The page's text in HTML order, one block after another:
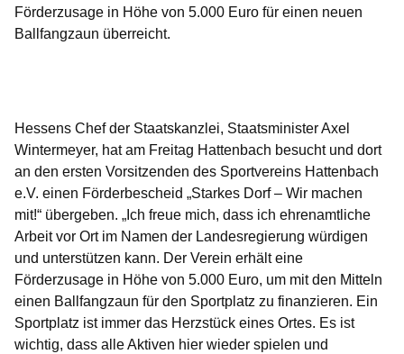
Förderzusage in Höhe von 5.000 Euro für einen neuen
Ballfangzaun überreicht.
Hessens Chef der Staatskanzlei, Staatsminister Axel
Wintermeyer, hat am Freitag Hattenbach besucht und dort
an den ersten Vorsitzenden des Sportvereins Hattenbach
e.V. einen Förderbescheid „Starkes Dorf – Wir machen
mit!“ übergeben. „Ich freue mich, dass ich ehrenamtliche
Arbeit vor Ort im Namen der Landesregierung würdigen
und unterstützen kann. Der Verein erhält eine
Förderzusage in Höhe von 5.000 Euro, um mit den Mitteln
einen Ballfangzaun für den Sportplatz zu finanzieren. Ein
Sportplatz ist immer das Herzstück eines Ortes. Es ist
wichtig, dass alle Aktiven hier wieder spielen und